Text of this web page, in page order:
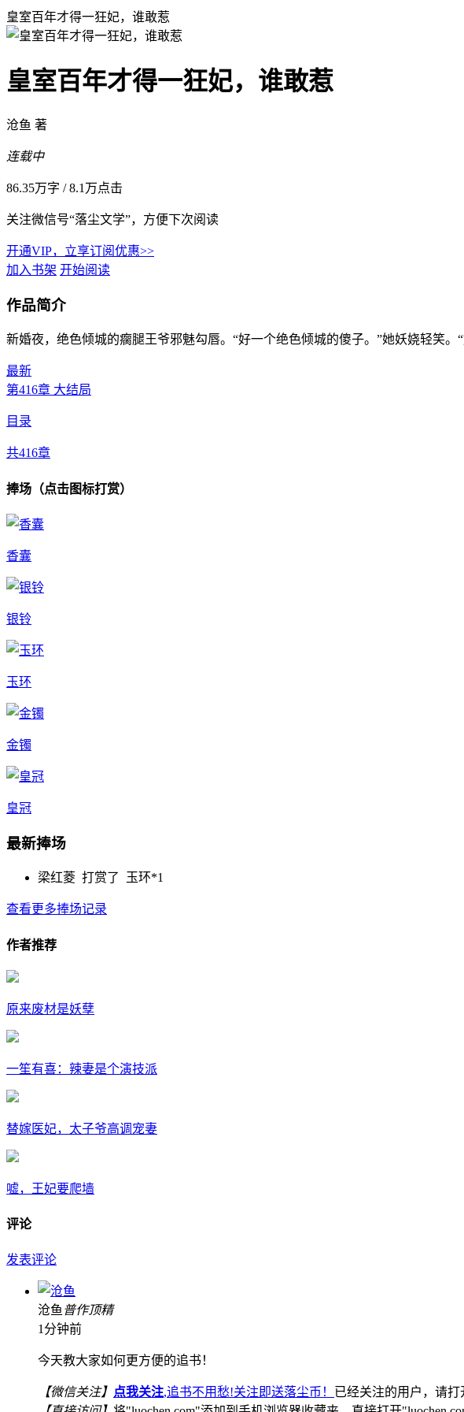
皇室百年才得一狂妃，谁敢惹
皇室百年才得一狂妃，谁敢惹
沧鱼 著
连载中
86.35万字 /8.1万点击
关注微信号“落尘文学”，方便下次阅读
开通VIP，立享订阅优惠>>
加入书架 开始阅读
作品简介
新婚夜，绝色倾城的瘸腿王爷邪魅勾唇。“好一个绝色倾城的傻子。”她妖娆轻笑
最新
第416章 大结局
目录
共416章
捧场（点击图标打赏）
香囊
银铃
玉环
金镯
皇冠
最新捧场
梁红菱 打赏了 玉环*1
查看更多捧场记录
作者推荐
原来废材是妖孽
一笙有喜：辣妻是个演技派
替嫁医妃，太子爷高调宠妻
嘘，王妃要爬墙
评论
发表评论
沧鱼 普作顶精
1分钟前
今天教大家如何更方便的追书！
【微信关注】 点我关注,追书不用愁!关注即送落尘币！ 已经关注的用户，请